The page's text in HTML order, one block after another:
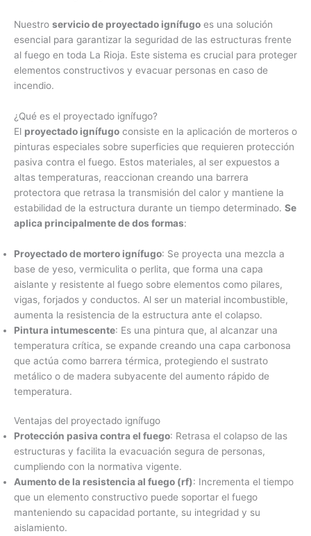
Nuestro servicio de proyectado ignífugo es una solución
esencial para garantizar la seguridad de las estructuras frente
al fuego en toda La Rioja. Este sistema es crucial para proteger
elementos constructivos y evacuar personas en caso de
incendio.
¿Qué es el proyectado ignífugo?
El proyectado ignífugo consiste en la aplicación de morteros o
pinturas especiales sobre superficies que requieren protección
pasiva contra el fuego. Estos materiales, al ser expuestos a
altas temperaturas, reaccionan creando una barrera
protectora que retrasa la transmisión del calor y mantiene la
estabilidad de la estructura durante un tiempo determinado. Se
aplica principalmente de dos formas:
Proyectado de mortero ignífugo: Se proyecta una mezcla a
base de yeso, vermiculita o perlita, que forma una capa
aislante y resistente al fuego sobre elementos como pilares,
vigas, forjados y conductos. Al ser un material incombustible,
aumenta la resistencia de la estructura ante el colapso.
Pintura intumescente: Es una pintura que, al alcanzar una
temperatura crítica, se expande creando una capa carbonosa
que actúa como barrera térmica, protegiendo el sustrato
metálico o de madera subyacente del aumento rápido de
temperatura.
Ventajas del proyectado ignífugo
Protección pasiva contra el fuego: Retrasa el colapso de las
estructuras y facilita la evacuación segura de personas,
cumpliendo con la normativa vigente.
Aumento de la resistencia al fuego (rf): Incrementa el tiempo
que un elemento constructivo puede soportar el fuego
manteniendo su capacidad portante, su integridad y su
aislamiento.